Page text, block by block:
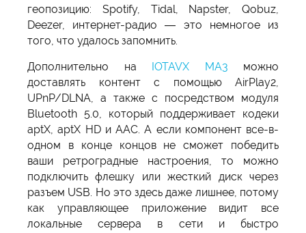
геопозицию: Spotify, Tidal, Napster, Qobuz,
Deezer, интернет-радио — это немногое из
того, что удалось запомнить.
Дополнительно на IOTAVX MA3 можно
доставлять контент с помощью AirPlay2,
UPnP/DLNA, а также с посредством модуля
Bluetooth 5.0, который поддерживает кодеки
aptX, aptX HD и AAC. А если компонент все-в-
одном в конце концов не сможет победить
ваши ретроградные настроения, то можно
подключить флешку или жесткий диск через
разъем USB. Но это здесь даже лишнее, потому
как управляющее приложение видит все
локальные сервера в сети и быстро